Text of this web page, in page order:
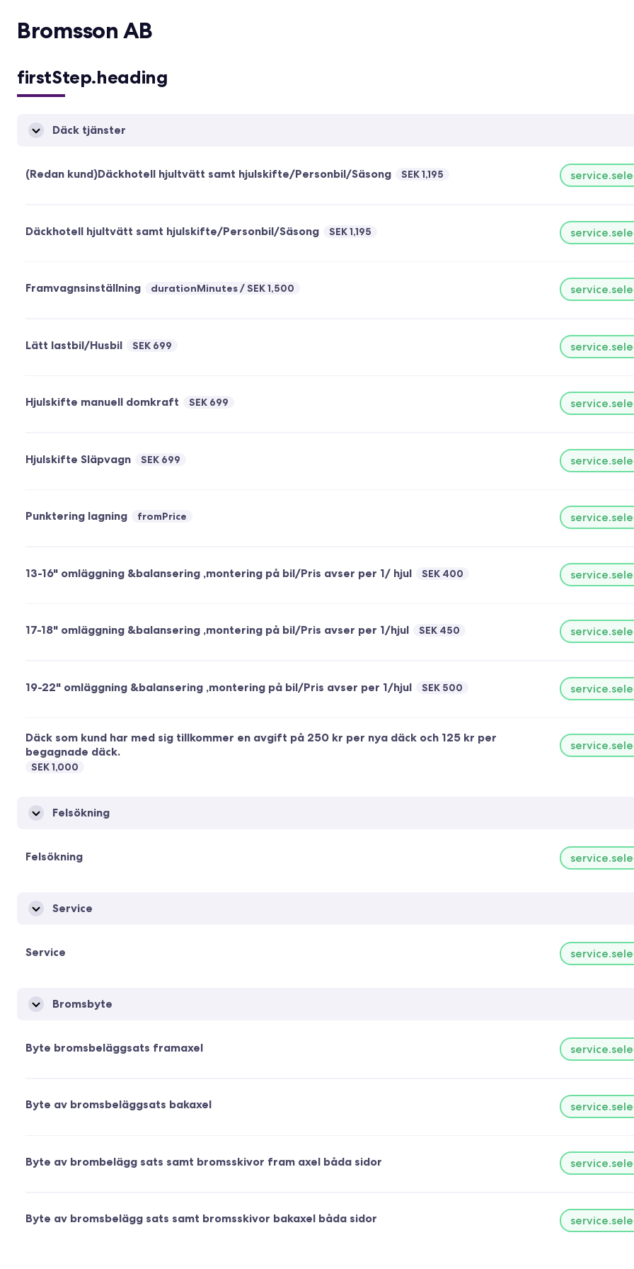
Bromsson AB
firstStep.heading
Däck tjänster
(Redan kund)Däckhotell hjultvätt samt hjulskifte/Personbil/Säsong SEK 1,195
Däckhotell hjultvätt samt hjulskifte/Personbil/Säsong SEK 1,195
Framvagnsinställning durationMinutes SEK 1,500
Lätt lastbil/Husbil SEK 699
Hjulskifte manuell domkraft SEK 699
Hjulskifte Släpvagn SEK 699
Punktering lagning fromPrice
13-16" omläggning &balansering ,montering på bil/Pris avser per 1/ hjul SEK 400
17-18" omläggning &balansering ,montering på bil/Pris avser per 1/hjul SEK 450
19-22" omläggning &balansering ,montering på bil/Pris avser per 1/hjul SEK 500
Däck som kund har med sig tillkommer en avgift på 250 kr per nya däck och 125 kr per
begagnade däck.
SEK 1,000
Felsökning
Felsökning
Service
Service
Bromsbyte
Byte bromsbeläggsats framaxel
Byte av bromsbeläggsats bakaxel
Byte av brombelägg sats samt bromsskivor fram axel båda sidor
Byte av bromsbelägg sats samt bromsskivor bakaxel båda sidor